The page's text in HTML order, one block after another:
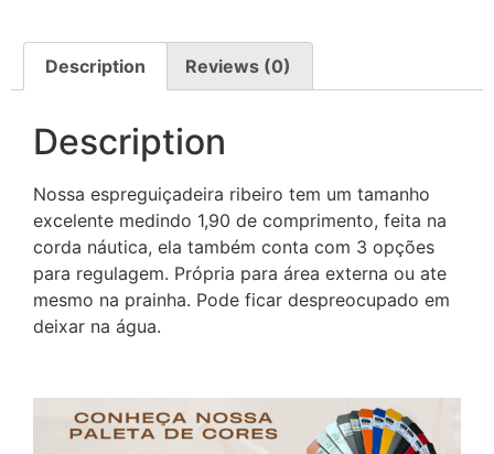
Description Reviews (0)
Description
Nossa espreguiçadeira ribeiro tem um tamanho
excelente medindo 1,90 de comprimento, feita na
corda náutica, ela também conta com 3 opções
para regulagem. Própria para área externa ou ate
mesmo na prainha. Pode ficar despreocupado em
deixar na água.